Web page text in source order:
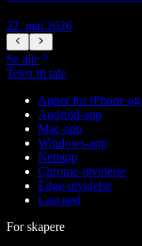
22. mai 2026
Se alle
Tekst til tale
Apper for iPhone og
Android-app
Mac-app
Windows-app
Nettapp
Chrome-utvidelse
Edge-utvidelse
Last ned
For skapere